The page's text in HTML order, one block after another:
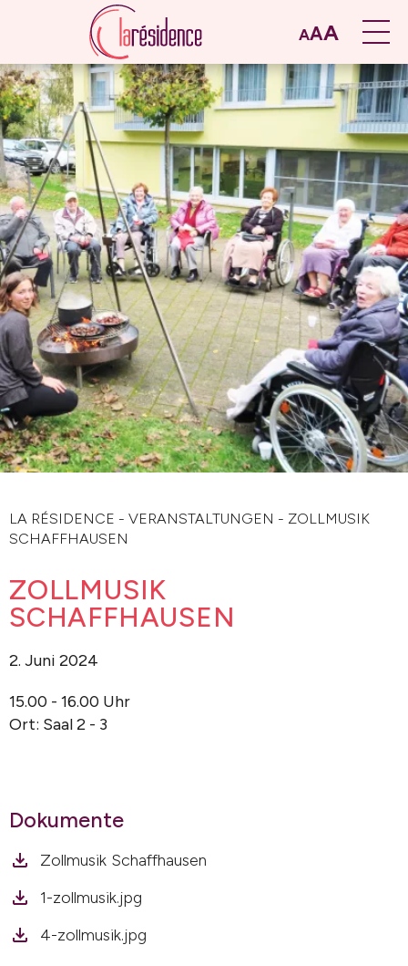
AAA
LA RÉSIDENCE - VERANSTALTUNGEN - ZOLLMUSIK
SCHAFFHAUSEN
ZOLLMUSIK
SCHAFFHAUSEN
2. Juni 2024
15.00 - 16.00 Uhr
Ort: Saal 2 - 3
Dokumente
Zollmusik Schaffhausen
1-zollmusik.jpg
4-zollmusik.jpg